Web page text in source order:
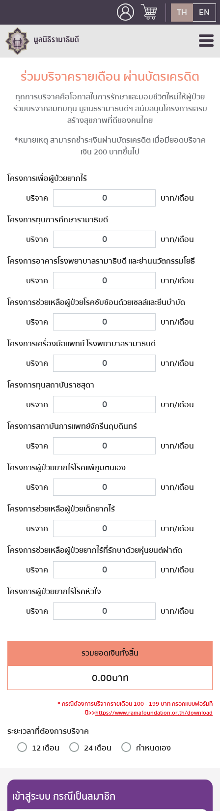
TH EN
ร่วมบริจาครายเดือน ผ่านบัตรเครดิต
ทุกการบริจาคคือโอกาสในการรักษาและมอบชีวิตใหม่ให้ผู้ป่วย
ร่วมบริจาคสมทบทุน มูลนิธิรามาธิบดีฯ สนับสนุนโครงการเสริม
สร้างสุขภาพที่ดีของคนไทย
*หมายเหตุ สามารถชำระเงินผ่านบัตรเครดิต เมื่อมียอดบริจาค
เงิน 200 บาทขึ้นไป
โครงการเพื่อผู้ป่วยยากไร้
บริจาค
บาท/เดือน
โครงการทุนการศึกษารามาธิบดี
บริจาค
บาท/เดือน
โครงการอาคารโรงพยาบาลรามาธิบดี และย่านนวัตกรรมโยธี
บริจาค
บาท/เดือน
โครงการช่วยเหลือผู้ป่วยโรคซับซ้อนด้วยเซลล์และยีนบำบัด
บริจาค
บาท/เดือน
โครงการเครื่องมือแพทย์ โรงพยาบาลรามาธิบดี
บริจาค
บาท/เดือน
โครงการทุนสถาบันราชสุดา
บริจาค
บาท/เดือน
โครงการสถาบันการแพทย์จักรีนฤบดินทร์
บริจาค
บาท/เดือน
โครงการผู้ป่วยยากไร้โรคแพ้ภูมิตนเอง
บริจาค
บาท/เดือน
โครงการช่วยเหลือผู้ป่วยเด็กยากไร้
บริจาค
บาท/เดือน
โครงการช่วยเหลือผู้ป่วยยากไร้ที่รักษาด้วยหุ่นยนต์ผ่าตัด
บริจาค
บาท/เดือน
โครงการผู้ป่วยยากไร้โรคหัวใจ
บริจาค
บาท/เดือน
รวมยอดเงินทั้งสิ้น
0.00บาท
* กรณีต้องการบริจาครายเดือน 100 - 199 บาท กรอกแบบฟอร์มที่
นี่>>https://www.ramafoundation.or.th/download
ระยะเวลาที่ต้องการบริจาค
12 เดือน
24 เดือน กำหนดเอง
เข้าสู่ระบบ กรณีเป็นสมาชิก